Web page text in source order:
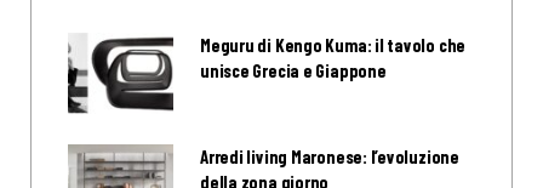
Meguru di Kengo Kuma: il tavolo che
unisce Grecia e Giappone
Arredi living Maronese: l’evoluzione
della zona giorno